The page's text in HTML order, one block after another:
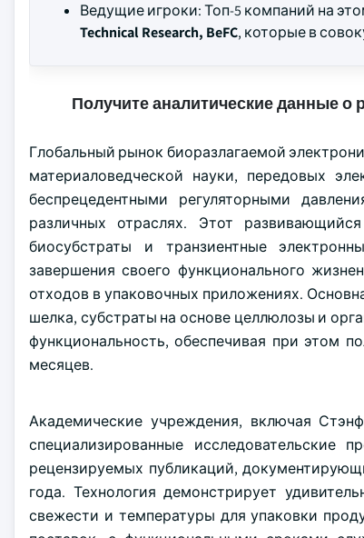
Ведущие игроки: Топ-5 компаний на
Technical Research, BeFC, которые в
Получите аналитические данные о
Глобальный рынок биоразлагаемой
материаловедческой науки, передовых
беспрецедентными регуляторными
различных отраслях. Этот
биосубстраты и транзиентные
завершения своего функционального
отходов в упаковочных приложениях.
шелка, субстраты на основе целлюлозы и
функциональность, обеспечивая при этом
месяцев.
Академические учреждения, включая
специализированные исследовательские
рецензируемых публикаций,
года. Технология демонстрирует
свежести и температуры для упаковки